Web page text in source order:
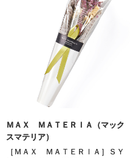
ＭＡＸ ＭＡＴＥＲＩＡ（マック
スマテリア）
［ＭＡＸ ＭＡＴＥＲＩＡ］ＳＹ